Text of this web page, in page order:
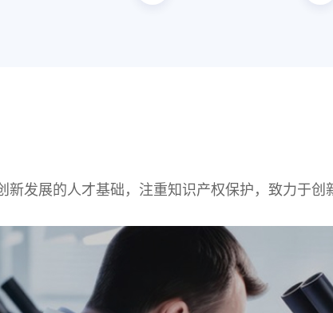
新发展的人才基础，注重知识产权保护，致力于创